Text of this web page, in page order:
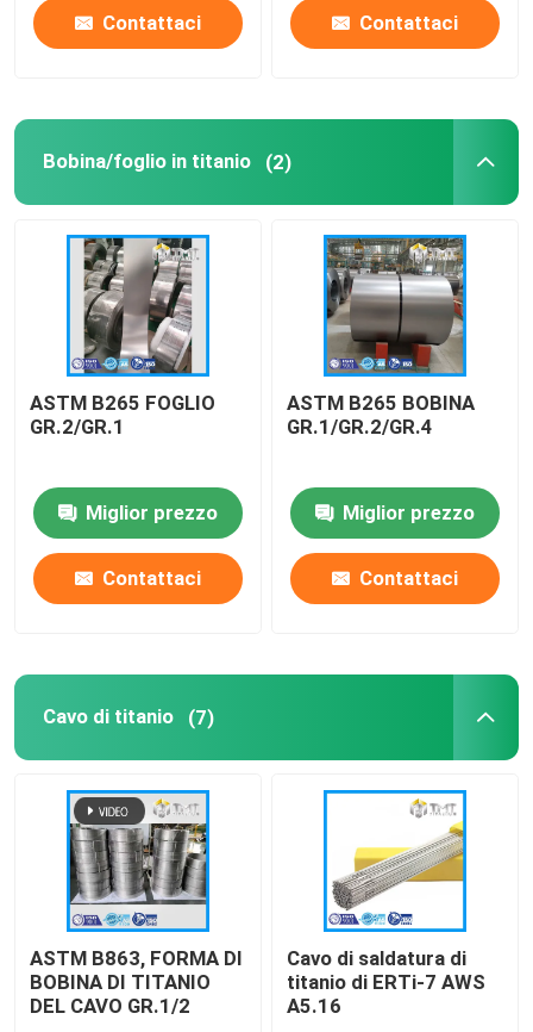
Contattaci Contattaci
Bobina/foglio in titanio (2)
ASTM B265 FOGLIO
GR.2/GR.1
Miglior prezzo
Contattaci
ASTM B265 BOBINA
GR.1/GR.2/GR.4
Miglior prezzo
Contattaci
Cavo di titanio (7)
ASTM B863, FORMA DI
BOBINA DI TITANIO
DEL CAVO GR.1/2
Cavo di saldatura di
titanio di ERTi-7 AWS
A5.16